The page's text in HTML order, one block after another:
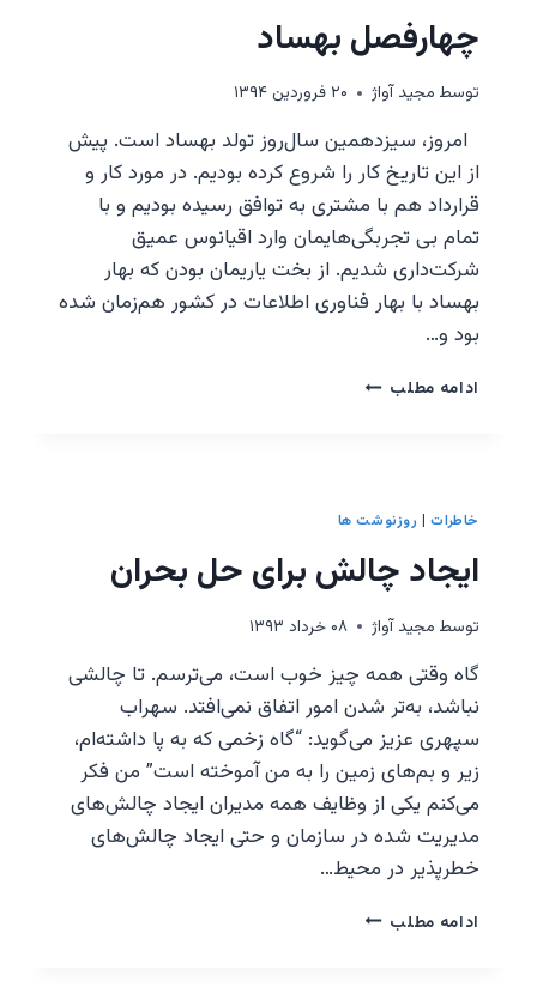
چهارفصل بهساد
توسط مجيد آواژ ۲۰ فروردین ۱۳۹۴
امروز، سیزدهمین سال‌روز تولد بهساد است. پیش
از این تاریخ کار را شروع کرده بودیم. در مورد کار و
قرارداد هم با مشتری به توافق رسیده بودیم و با
تمام بی تجربگی‌هایمان وارد اقیانوس عمیق
شرکت‌داری شدیم. از بخت‌ یاریمان بودن که بهار
بهساد با بهار فناوری اطلاعات در کشور هم‌زمان شده
بود و…
ادامه مطلبچهارفصل
خاطرات| روزنوشت ها
ایجاد چالش برای حل بحران
توسط مجيد آواژ ۰۸ خرداد ۱۳۹۳
گاه وقتی همه چیز خوب است، می‌ترسم. تا چالشی
نباشد، به‌تر شدن امور اتفاق نمی‌افتد. سهراب
سپهری عزیز می‌گوید: “گاه زخمی که به پا داشته‌ام،
زیر و بم‌های زمین را به من آموخته است” من فکر
می‌کنم یکی از وظایف همه مدیران ایجاد چالش‌های
مدیریت شده در سازمان و حتی ایجاد چالش‌های
خطر‌پذیر در محیط…
ادامه مطلبایجاد